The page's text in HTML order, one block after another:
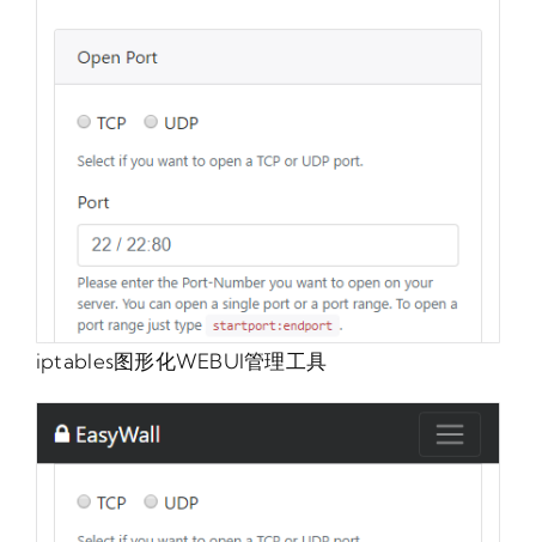
iptables图形化WEBUI管理工具